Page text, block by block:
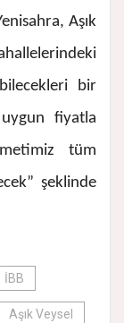
Aşık
bir
fiyatla
tüm
şeklinde
İBB
Aşık Veysel